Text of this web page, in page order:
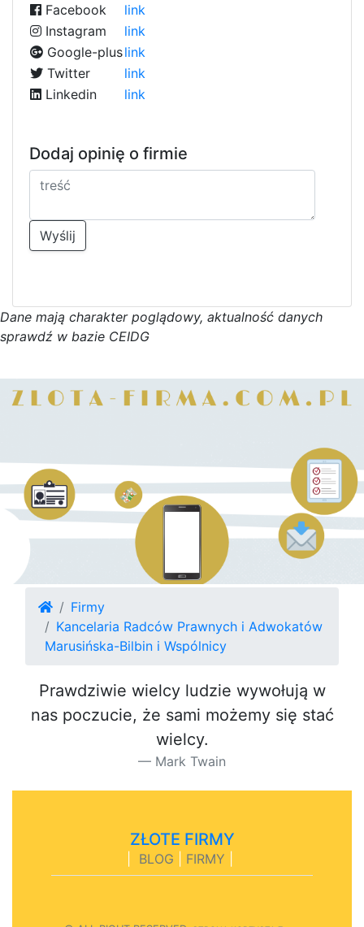
Facebook
link
Instagram
link
Google-pluslink
Twitter
link
Linkedin
link
Dodaj opinię o firmie
Wyślij
Dane mają charakter poglądowy, aktualność danych
sprawdź w bazie CEIDG
Firmy
Kancelaria Radców Prawnych i Adwokatów
Marusińska-Bilbin i Wspólnicy
Prawdziwie wielcy ludzie wywołują w
nas poczucie, że sami możemy się stać
wielcy.
Mark Twain
ZŁOTE FIRMY
BLOG FIRMY